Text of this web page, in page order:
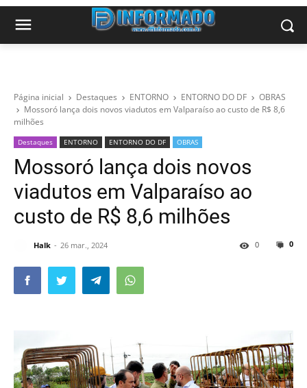
Página inicial Destaques ENTORNO ENTORNO DO DF
OBRAS
Mossoró lança dois novos viadutos em Valparaíso ao custo de R$ 8,6
milhões
Destaques ENTORNO ENTORNO DO DF OBRAS
Mossoró lança dois novos
viadutos em Valparaíso ao
custo de R$ 8,6 milhões
Halk 26 mar., 2024 0
0